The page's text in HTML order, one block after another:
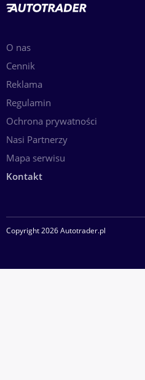
O nas
Cennik
Reklama
Regulamin
Ochrona prywatności
Nasi Partnerzy
Mapa serwisu
Kontakt
Copyright 2026 Autotrader.pl